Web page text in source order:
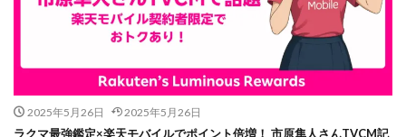
2025年5月26日 2025年5月26日
ラクマ最強鑑定×楽天モバイルでポイント倍増！ 市原隼人さんTVCM記